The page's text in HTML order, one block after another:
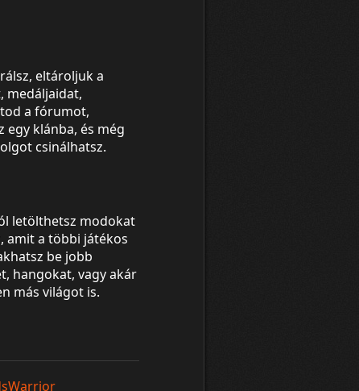
eltároljuk a
medáljaidat,
a fórumot,
egy klánba, és még
csinálhatsz.
letölthetsz modokat
amit a többi játékos
be jobb
hangokat, vagy akár
más világot is.